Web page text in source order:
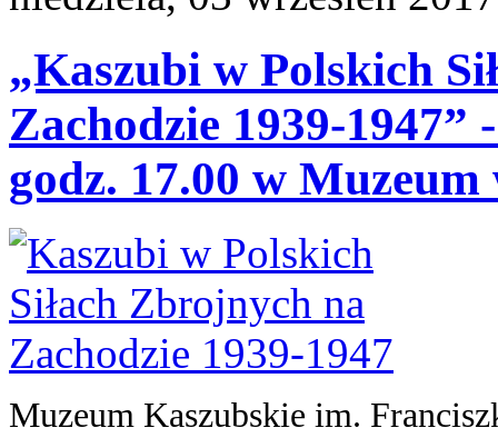
„Kaszubi w Polskich
Zachodzie 1939-1947”
godz. 17.00 w
Muzeum Kaszubskie im.